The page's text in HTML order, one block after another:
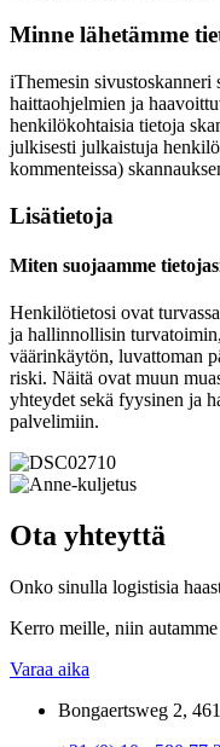
Minne lähetämme
iThemesin sivustoskanneri
haittaohjelmien ja
henkilökohtaisia tietoja
julkisesti julkaistuja
kommenteissa)
Lisätietoja
Miten suojaamme
Henkilötietosi ovat
ja hallinnollisin
väärinkäytön, luvattoman
riski. Näitä ovat muun
yhteydet sekä fyysinen ja
palvelimiin.
Ota yhteyttä
Onko sinulla logistisia
Kerro meille, niin
Varaa aika
Bongaertsweg 2,